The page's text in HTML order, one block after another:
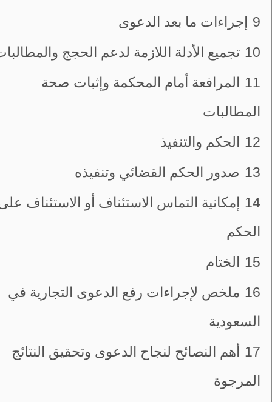
9 إجراءات ما بعد الدعوى
10 تجميع الأدلة اللازمة لدعم الحجج
11 المرافعة أمام المحكمة وإثبات صحة
المطالبات
12 الحكم والتنفيذ
13 صدور الحكم القضائي وتنفيذه
14 إمكانية التماس الاستئناف أو الاستئناف
الحكم
15 الختام
16 ملخص لإجراءات رفع الدعوى التجارية في
السعودية
17 أهم النصائح لنجاح الدعوى وتحقيق النتائج
المرجوة